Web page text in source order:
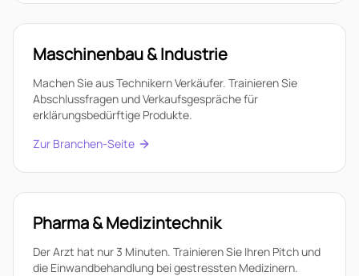
Maschinenbau & Industrie
Machen Sie aus Technikern Verkäufer. Trainieren Sie
Abschlussfragen und Verkaufsgespräche für
erklärungsbedürftige Produkte.
Zur Branchen-Seite
Pharma & Medizintechnik
Der Arzt hat nur 3 Minuten. Trainieren Sie Ihren Pitch und
die Einwandbehandlung bei gestressten Medizinern.